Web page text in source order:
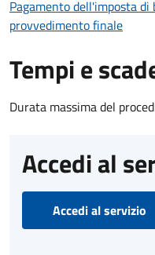
Pagamento dell'imposta
provvedimento finale
Tempi e
Durata massima del
Accedi al
Accedi al servizio